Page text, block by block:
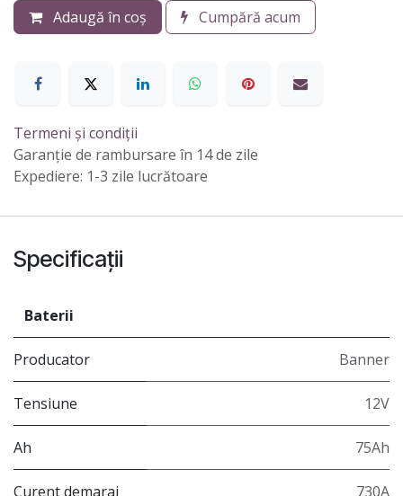
Adaugă în coș Cumpără acum
Termeni și condiții
Garanție de rambursare în 14 de zile
Expediere: 1-3 zile lucrătoare
Specificații
Baterii
Producator Banner
Tensiune 12V
Ah 75Ah
Curent demaraj 730A